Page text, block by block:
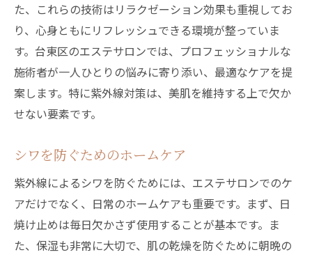
た、これらの技術はリラクゼーション効果も重視してお
り、心身ともにリフレッシュできる環境が整っていま
す。台東区のエステサロンでは、プロフェッショナルな
施術者が一人ひとりの悩みに寄り添い、最適なケアを提
案します。特に紫外線対策は、美肌を維持する上で欠か
せない要素です。
シワを防ぐためのホームケア
紫外線によるシワを防ぐためには、エステサロンでのケ
アだけでなく、日常のホームケアも重要です。まず、日
焼け止めは毎日欠かさず使用することが基本です。ま
た、保湿も非常に大切で、肌の乾燥を防ぐために朝晩の